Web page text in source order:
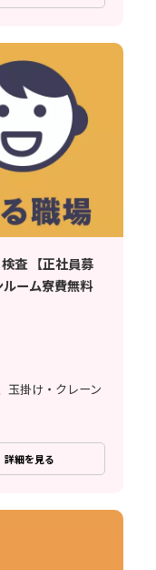
員募
ーム寮費無料
玉掛け・クレーン
詳細を見る